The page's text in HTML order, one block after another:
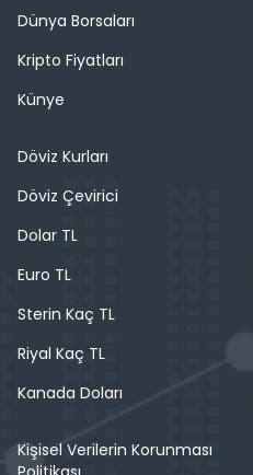
Dünya Borsaları
Kripto Fiyatları
Künye
Döviz Kurları
Döviz Çevirici
Dolar TL
Euro TL
Sterin Kaç TL
Riyal Kaç TL
Kanada Doları
Kişisel Verilerin Korunması